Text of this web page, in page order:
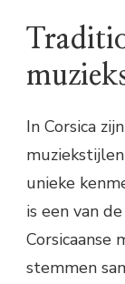
In Corsica
unieke
is een van
Corsicaanse
stemmen